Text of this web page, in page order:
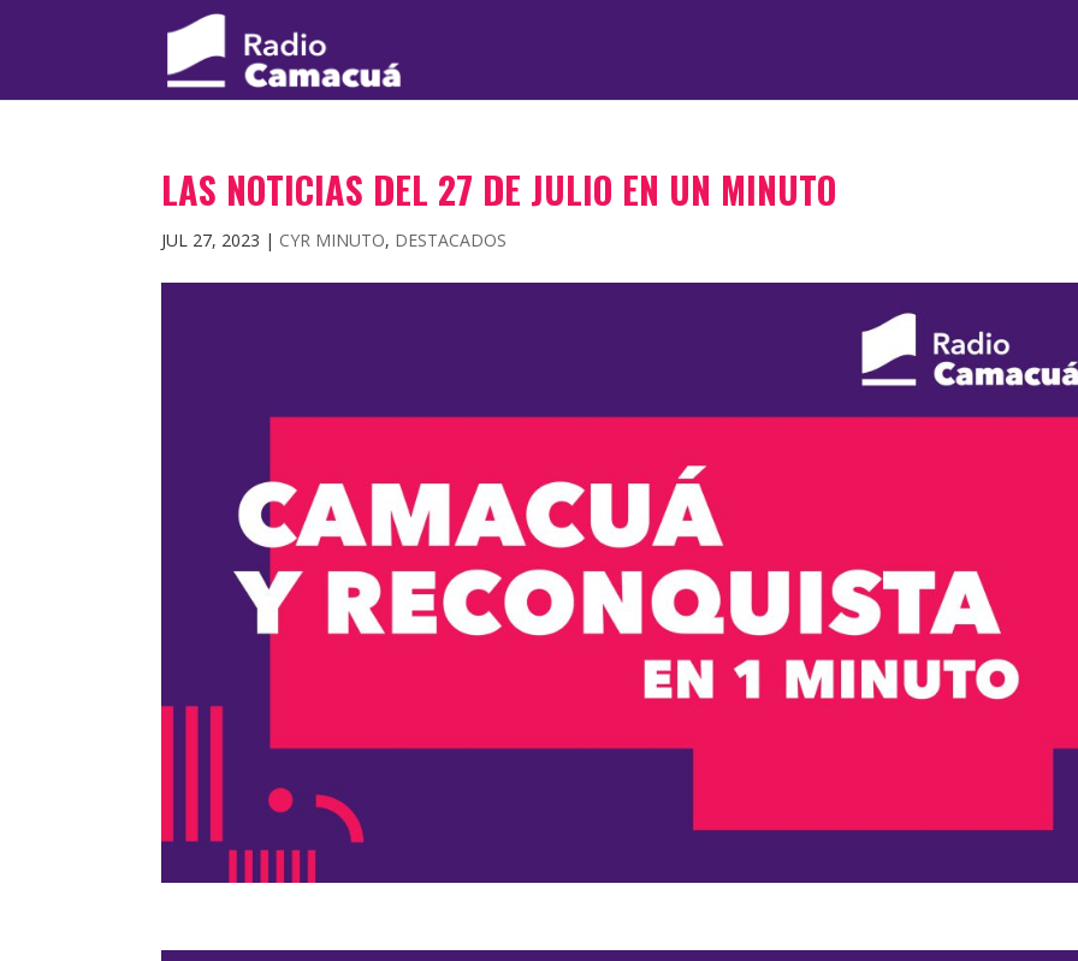
LAS NOTICIAS DEL 27 DE JULIO EN UN MINUTO
JUL 27, 2023 | CYR MINUTO, DESTACADOS